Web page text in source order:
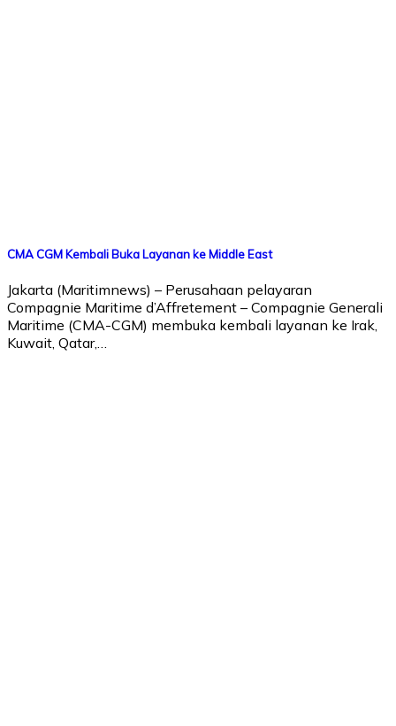
CMA CGM Kembali Buka Layanan ke Middle East
Jakarta (Maritimnews) – Perusahaan pelayaran
Compagnie Maritime d’Affretement – Compagnie Generali
Maritime (CMA-CGM) membuka kembali layanan ke Irak,
Kuwait, Qatar,…